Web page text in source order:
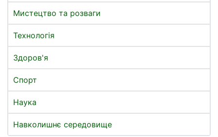
Мистецтво та розваги
Технологія
Здоров'я
Спорт
Наука
Навколишнє середовище